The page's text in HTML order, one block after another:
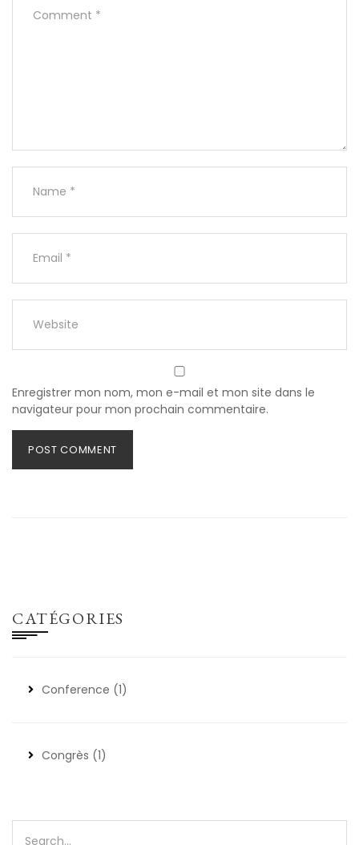
Enregistrer mon nom, mon e-mail et mon site dans le
navigateur pour mon prochain commentaire.
CATÉGORIES
Conference (1)
Congrès (1)